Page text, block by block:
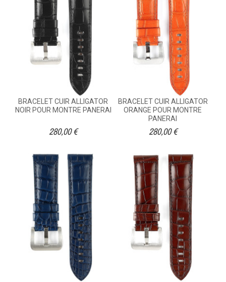
BRACELET CUIR ALLIGATOR
NOIR POUR MONTRE PANERAI
280,00 €
BRACELET CUIR ALLIGATOR
ORANGE POUR MONTRE
PANERAI
280,00 €